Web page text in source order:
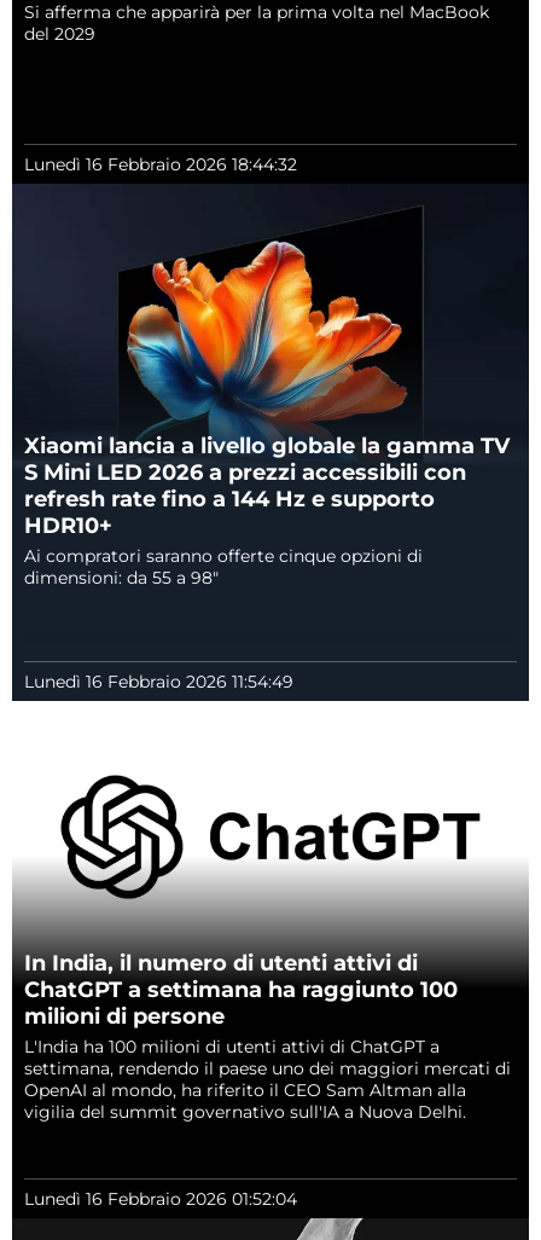
Si afferma che apparirà per la prima volta nel MacBook
del 2029
Lunedì 16 Febbraio 2026 18:44:32
Xiaomi lancia a livello globale la gamma TV
S Mini LED 2026 a prezzi accessibili con
refresh rate fino a 144 Hz e supporto
HDR10+
Ai compratori saranno offerte cinque opzioni di
dimensioni: da 55 a 98"
Lunedì 16 Febbraio 2026 11:54:49
In India, il numero di utenti attivi di
ChatGPT a settimana ha raggiunto 100
milioni di persone
L'India ha 100 milioni di utenti attivi di ChatGPT a
settimana, rendendo il paese uno dei maggiori mercati di
OpenAI al mondo, ha riferito il CEO Sam Altman alla
vigilia del summit governativo sull'IA a Nuova Delhi.
Lunedì 16 Febbraio 2026 01:52:04